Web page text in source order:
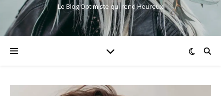
Le Blog Optimiste qui rend Heureux